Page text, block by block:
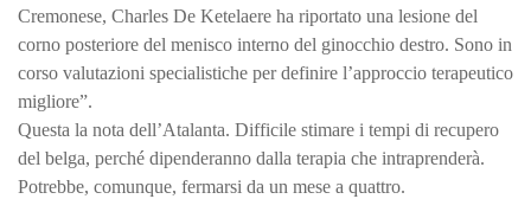
Cremonese, Charles De Ketelaere ha riportato una lesione del
corno posteriore del menisco interno del ginocchio destro. Sono in
corso valutazioni specialistiche per definire l’approccio terapeutico
migliore”.
Questa la nota dell’Atalanta. Difficile stimare i tempi di recupero
del belga, perché dipenderanno dalla terapia che intraprenderà.
Potrebbe, comunque, fermarsi da un mese a quattro.